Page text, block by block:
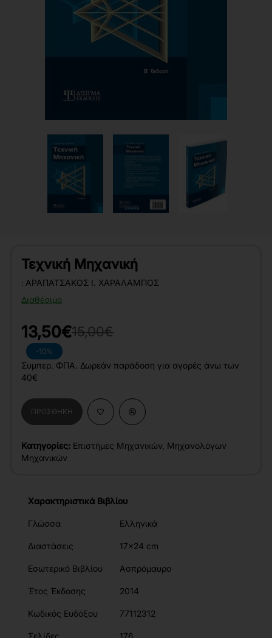
Τεχνική Μηχανική
Διαθέσιμο
: ΑΡΑΠΑΤΣΆΚΟΣ Ι. ΧΑΡΆΛΑΜΠΟΣ
-10%
13,50€15,00€
Συμπερ. ΦΠΑ. Δωρεάν παράδοση για αγορές άνω των
40€
ΠΡΟΣΘΉΚΗ
Κατηγορίες: Επιστήμες Μηχανικών Μηχανολόγων
Μηχανικών
Χαρακτηριστικά Βιβλίου
Γλώσσα Ελληνικά
Διαστάσεις 17x24 cm
Εσωτερικό Βιβλίου Ασπρόμαυρο
Έτος Έκδοσης 2014
Κωδικός Ευδόξου 77112312
Σελίδες 176